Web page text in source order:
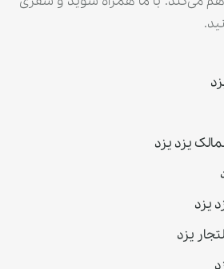
يزد یزد
یزد
یزد